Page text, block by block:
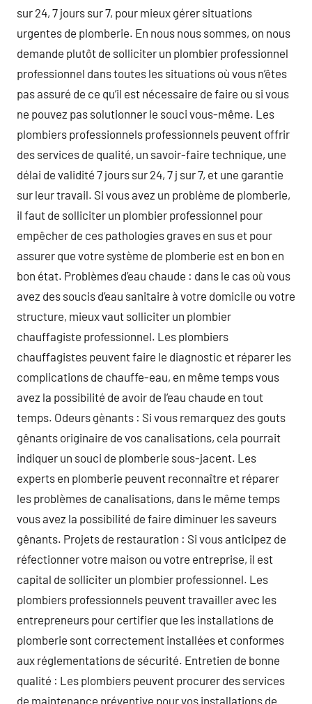
sur 24, 7 jours sur 7, pour mieux gérer situations
urgentes de plomberie. En nous nous sommes, on nous
demande plutôt de solliciter un plombier professionnel
professionnel dans toutes les situations où vous n’êtes
pas assuré de ce qu’il est nécessaire de faire ou si vous
ne pouvez pas solutionner le souci vous-même. Les
plombiers professionnels professionnels peuvent offrir
des services de qualité, un savoir-faire technique, une
délai de validité 7 jours sur 24, 7 j sur 7, et une garantie
sur leur travail. Si vous avez un problème de plomberie,
il faut de solliciter un plombier professionnel pour
empêcher de ces pathologies graves en sus et pour
assurer que votre système de plomberie est en bon en
bon état. Problèmes d’eau chaude : dans le cas où vous
avez des soucis d’eau sanitaire à votre domicile ou votre
structure, mieux vaut solliciter un plombier
chauffagiste professionnel. Les plombiers
chauffagistes peuvent faire le diagnostic et réparer les
complications de chauffe-eau, en même temps vous
avez la possibilité de avoir de l’eau chaude en tout
temps. Odeurs gènants : Si vous remarquez des gouts
gênants originaire de vos canalisations, cela pourrait
indiquer un souci de plomberie sous-jacent. Les
experts en plomberie peuvent reconnaître et réparer
les problèmes de canalisations, dans le même temps
vous avez la possibilité de faire diminuer les saveurs
gênants. Projets de restauration : Si vous anticipez de
réfectionner votre maison ou votre entreprise, il est
capital de solliciter un plombier professionnel. Les
plombiers professionnels peuvent travailler avec les
entrepreneurs pour certifier que les installations de
plomberie sont correctement installées et conformes
aux réglementations de sécurité. Entretien de bonne
qualité : Les plombiers peuvent procurer des services
de maintenance préventive pour vos installations de